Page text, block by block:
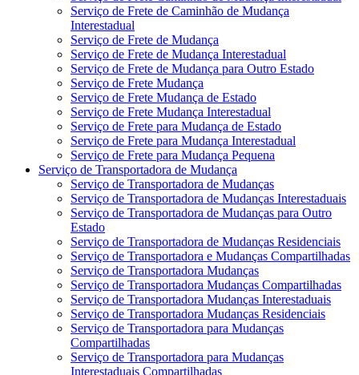
Serviço de Frete de Caminhão de Mudança
Interestadual
Serviço de Frete de Mudança
Serviço de Frete de Mudança Interestadual
Serviço de Frete de Mudança para Outro Estado
Serviço de Frete Mudança
Serviço de Frete Mudança de Estado
Serviço de Frete Mudança Interestadual
Serviço de Frete para Mudança de Estado
Serviço de Frete para Mudança Interestadual
Serviço de Frete para Mudança Pequena
Serviço de Transportadora de Mudança
Serviço de Transportadora de Mudanças
Serviço de Transportadora de Mudanças Interestaduais
Serviço de Transportadora de Mudanças para Outro
Estado
Serviço de Transportadora de Mudanças Residenciais
Serviço de Transportadora e Mudanças Compartilhadas
Serviço de Transportadora Mudanças
Serviço de Transportadora Mudanças Compartilhadas
Serviço de Transportadora Mudanças Interestaduais
Serviço de Transportadora Mudanças Residenciais
Serviço de Transportadora para Mudanças
Compartilhadas
Serviço de Transportadora para Mudanças
Interestaduais Compartilhadas